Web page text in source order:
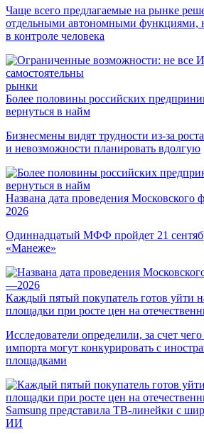
Чаще всего предлагаемые на рынке
отдельными автономными функциями,
в контроле человека
рынки
Более половины российских
вернуться в найм
Бизнесмены видят трудности из-за
и невозможности планировать вдолгую
Названа дата проведения
2026
Одиннадцатый МФФ пройдет 21
«Манеже»
Каждый пятый покупатель готов уйти
площадки при росте цен на
Исследователи определили, за счет
импорта могут конкурировать с
площадками
Samsung представила ТВ-линейки с
ИИ